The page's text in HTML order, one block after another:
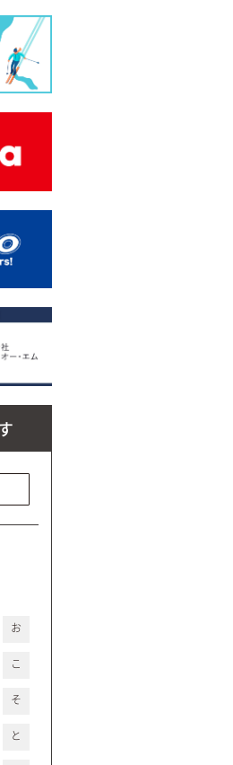
お
こ
そ
と